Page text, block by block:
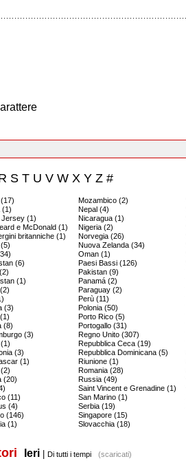
S T U V W X Y Z #
(1)
Jersey (1)
e McDonald (1)
britanniche (1)
(6)
(1)
(3)
(8)
(3)
(3)
(1)
(20)
(11)
(4)
(146)
(1)
Mozambico (2)
Nepal (4)
Nicaragua (1)
Nigeria (2)
Norvegia (26)
Nuova Zelanda (34)
Oman (1)
Paesi Bassi (126)
Pakistan (9)
Panamá (2)
Paraguay (2)
Perù (11)
Polonia (50)
Porto Rico (5)
Portogallo (31)
Regno Unito (307)
Repubblica Ceca (19)
Repubblica Dominicana (5)
Riunione (1)
Romania (28)
Russia (49)
Saint Vincent e Grenadine (1)
San Marino (1)
Serbia (19)
Singapore (15)
Slovacchia (18)
Ieri Di tutti i tempi (scaricati)